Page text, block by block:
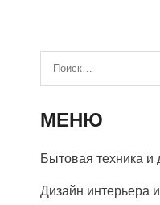
МЕНЮ
Бытовая техника
Дизайн интерьера